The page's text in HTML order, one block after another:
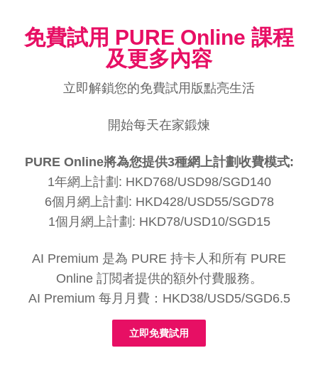
免費試用 PURE Online 課程
及更多內容
立即解鎖您的免費試用版點亮生活
開始每天在家鍛煉
PURE Online將為您提供3種網上計劃收費模式:
1年網上計劃: HKD768/USD98/SGD140
6個月網上計劃: HKD428/USD55/SGD78
1個月網上計劃: HKD78/USD10/SGD15
AI Premium 是為 PURE 持卡人和所有 PURE
Online 訂閲者提供的額外付費服務。
AI Premium 每月月費：HKD38/USD5/SGD6.5
立即免費試用